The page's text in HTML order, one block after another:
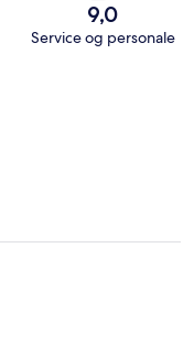
9,0
Service og personale